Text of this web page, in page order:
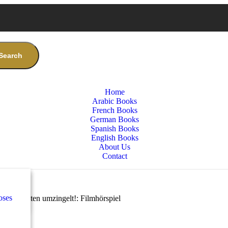
Home
Arabic Books
French Books
German Books
Spanish Books
English Books
About Us
Contact
Von Idioten umzingelt!: Filmhörspiel